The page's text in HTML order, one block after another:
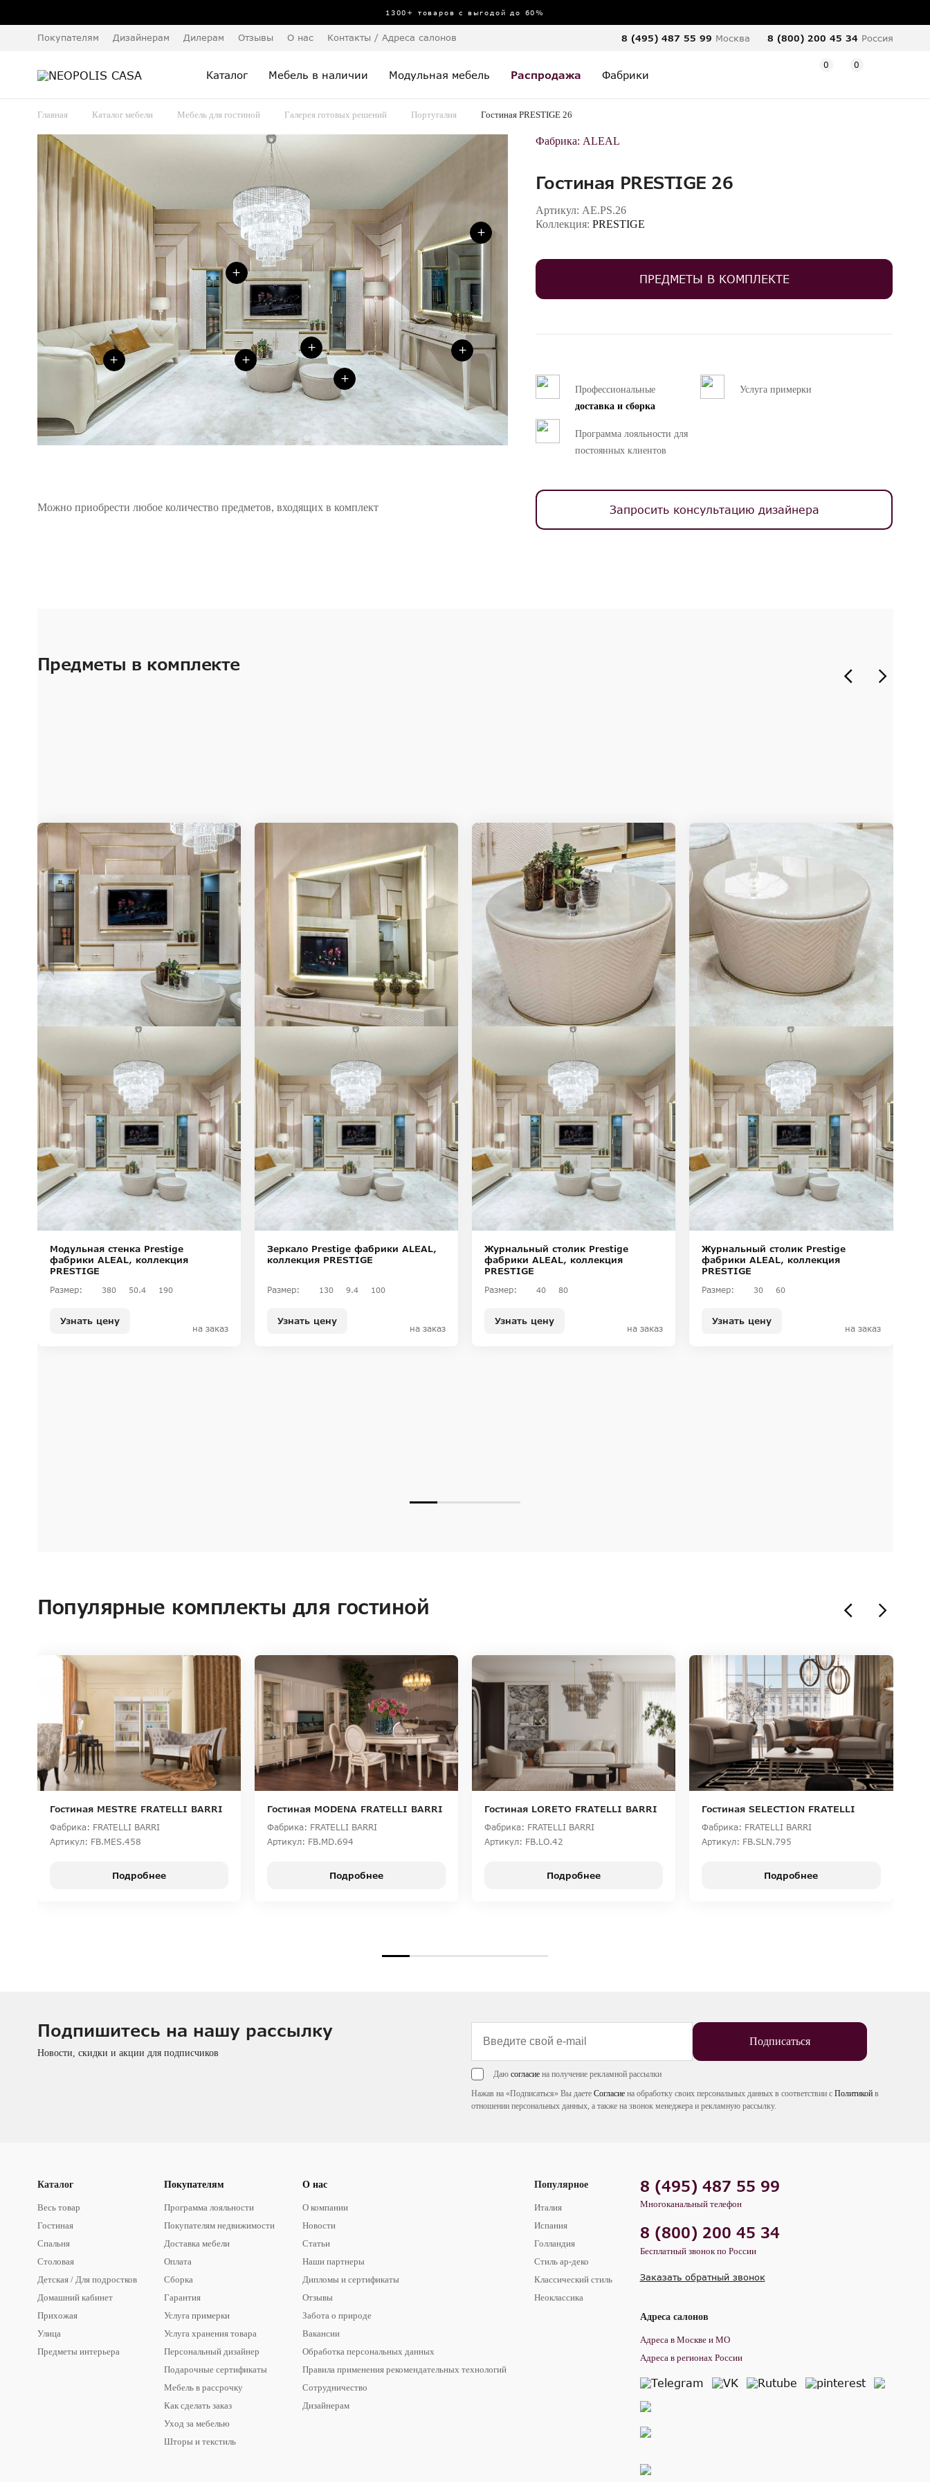
1300+ товаров с выгодой до 60%
Покупателям Дизайнерам Дилерам Отзывы О нас Контакты / Адреса салонов 8 (495) 487 55 99 Москва 8 (800) 200 45 34 Россия
Каталог Мебель в наличии Модульная мебель Распродажа Фабрики
0 0
Главная Каталог мебели Мебель для гостиной Галерея готовых решений Португалия Гостиная PRESTIGE 26
+
+
+
+
+
+
+
Можно приобрести любое количество предметов, входящих в комплект
Фабрика: ALEAL
Гостиная PRESTIGE 26
Артикул: AE.PS.26
Коллекция: PRESTIGE
ПРЕДМЕТЫ В КОМПЛЕКТЕ
Профессиональные
доставка и сборка
Услуга примерки
Программа лояльности для
постоянных клиентов
Запросить консультацию дизайнера
Предметы в комплекте
Модульная стенка Prestige
фабрики ALEAL, коллекция
PRESTIGE
Размер: 380 50.4 190
Узнать цену
на заказ
Зеркало Prestige фабрики ALEAL,
коллекция PRESTIGE
Размер: 130 9.4 100
Узнать цену
на заказ
Журнальный столик Prestige
фабрики ALEAL, коллекция
PRESTIGE
Размер: 40 80
Узнать цену
на заказ
Журнальный столик Prestige
фабрики ALEAL, коллекция
PRESTIGE
Размер: 30 60
Узнать цену
на заказ
Популярные комплекты для гостиной
Гостиная MESTRE FRATELLI BARRI
Фабрика: FRATELLI BARRI
Артикул: FB.MES.458
Подробнее
Гостиная MODENA FRATELLI BARRI
Фабрика: FRATELLI BARRI
Артикул: FB.MD.694
Подробнее
Гостиная LORETO FRATELLI BARRI
Фабрика: FRATELLI BARRI
Артикул: FB.LO.42
Подробнее
Гостиная SELECTION FRATELLI
Фабрика: FRATELLI BARRI
Артикул: FB.SLN.795
Подробнее
Подпишитесь на нашу рассылку
Новости, скидки и акции для подписчиков
Подписаться
Даю согласиена получение рекламной рассылки
Нажав на «Подписаться» Вы даете Согласиена обработку своих персональных данных в соответствии с Политикойв
отношении персональных данных, а также на звонок менеджера и рекламную рассылку.
Каталог
Весь товар
Гостиная
Спальня
Столовая
Детская / Для подростков
Домашний кабинет
Прихожая
Улица
Предметы интерьера
Покупателям
Программа лояльности
Покупателям недвижимости
Доставка мебели
Оплата
Сборка
Гарантия
Услуга примерки
Услуга хранения товара
Персональный дизайнер
Подарочные сертификаты
Мебель в рассрочку
Как сделать заказ
Уход за мебелью
Шторы и текстиль
О нас
О компании
Новости
Статьи
Наши партнеры
Дипломы и сертификаты
Отзывы
Забота о природе
Вакансии
Обработка персональных данных
Правила применения рекомендательных технологий
Сотрудничество
Дизайнерам
Популярное
Италия
Испания
Голландия
Стиль ар-деко
Классический стиль
Неоклассика
8 (495) 487 55 99
Многоканальный телефон
8 (800) 200 45 34
Бесплатный звонок по России
Заказать обратный звонок
Адреса салонов
Адреса в Москве и МО
Адреса в регионах России